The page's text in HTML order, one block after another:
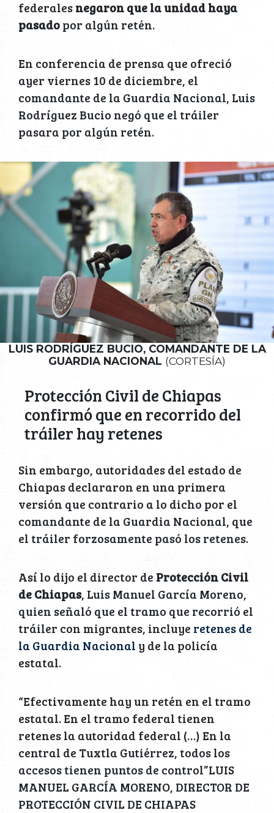
federalesnegaron que la unidad haya
pasadopor algún retén.
En conferencia de prensa que ofreció
ayer viernes 10 de diciembre, el
comandante de la Guardia Nacional, Luis
Rodríguez Bucio negó que el tráiler
pasara por algún retén.
LUIS RODRÍGUEZ BUCIO, COMANDANTE DE LA
GUARDIA NACIONAL (CORTESÍA)
Protección Civil de Chiapas
confirmó que en recorrido del
tráiler hay retenes
Sin embargo, autoridades del estado de
Chiapas declararon en una primera
versión que contrario a lo dicho por el
comandante de la Guardia Nacional, que
el tráiler forzosamente pasó los retenes.
Así lo dijo el director de Protección Civil
de Chiapas, Luis Manuel García Moreno,
quien señaló que el tramo que recorrió el
tráiler con migrantes, incluye retenes de
la Guardia Nacional y de la policía
estatal.
“Efectivamente hay un retén en el tramo
estatal. En el tramo federal tienen
retenes la autoridad federal (…) En la
central de Tuxtla Gutiérrez, todos los
accesos tienen puntos de control”LUIS
MANUEL GARCÍA MORENO, DIRECTOR DE
PROTECCIÓN CIVIL DE CHIAPAS